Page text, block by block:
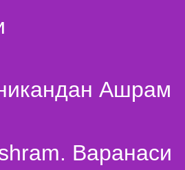
Ашрам
Варанаси